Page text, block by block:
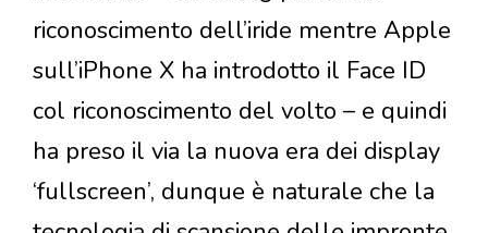
riconoscimento dell’iride mentre Apple
sull’iPhone X ha introdotto il Face ID
col riconoscimento del volto – e quindi
ha preso il via la nuova era dei display
‘fullscreen’, dunque è naturale che la